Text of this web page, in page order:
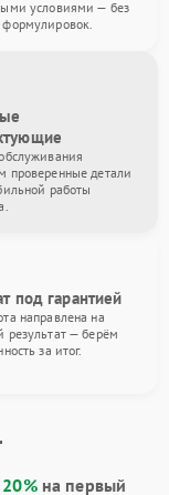
условиями — без
проверенные детали
работы
под гарантией
направлена на
результат — берём
за итог.
на первый